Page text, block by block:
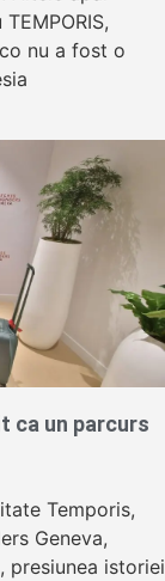
nu a fost o
ca un parcurs
Temporis,
Geneva,
presiunea istoriei